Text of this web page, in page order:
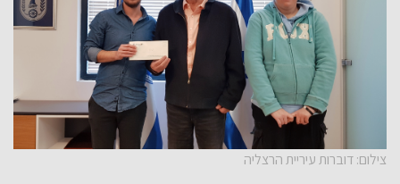
צילום: דוברות עיריית הרצליה